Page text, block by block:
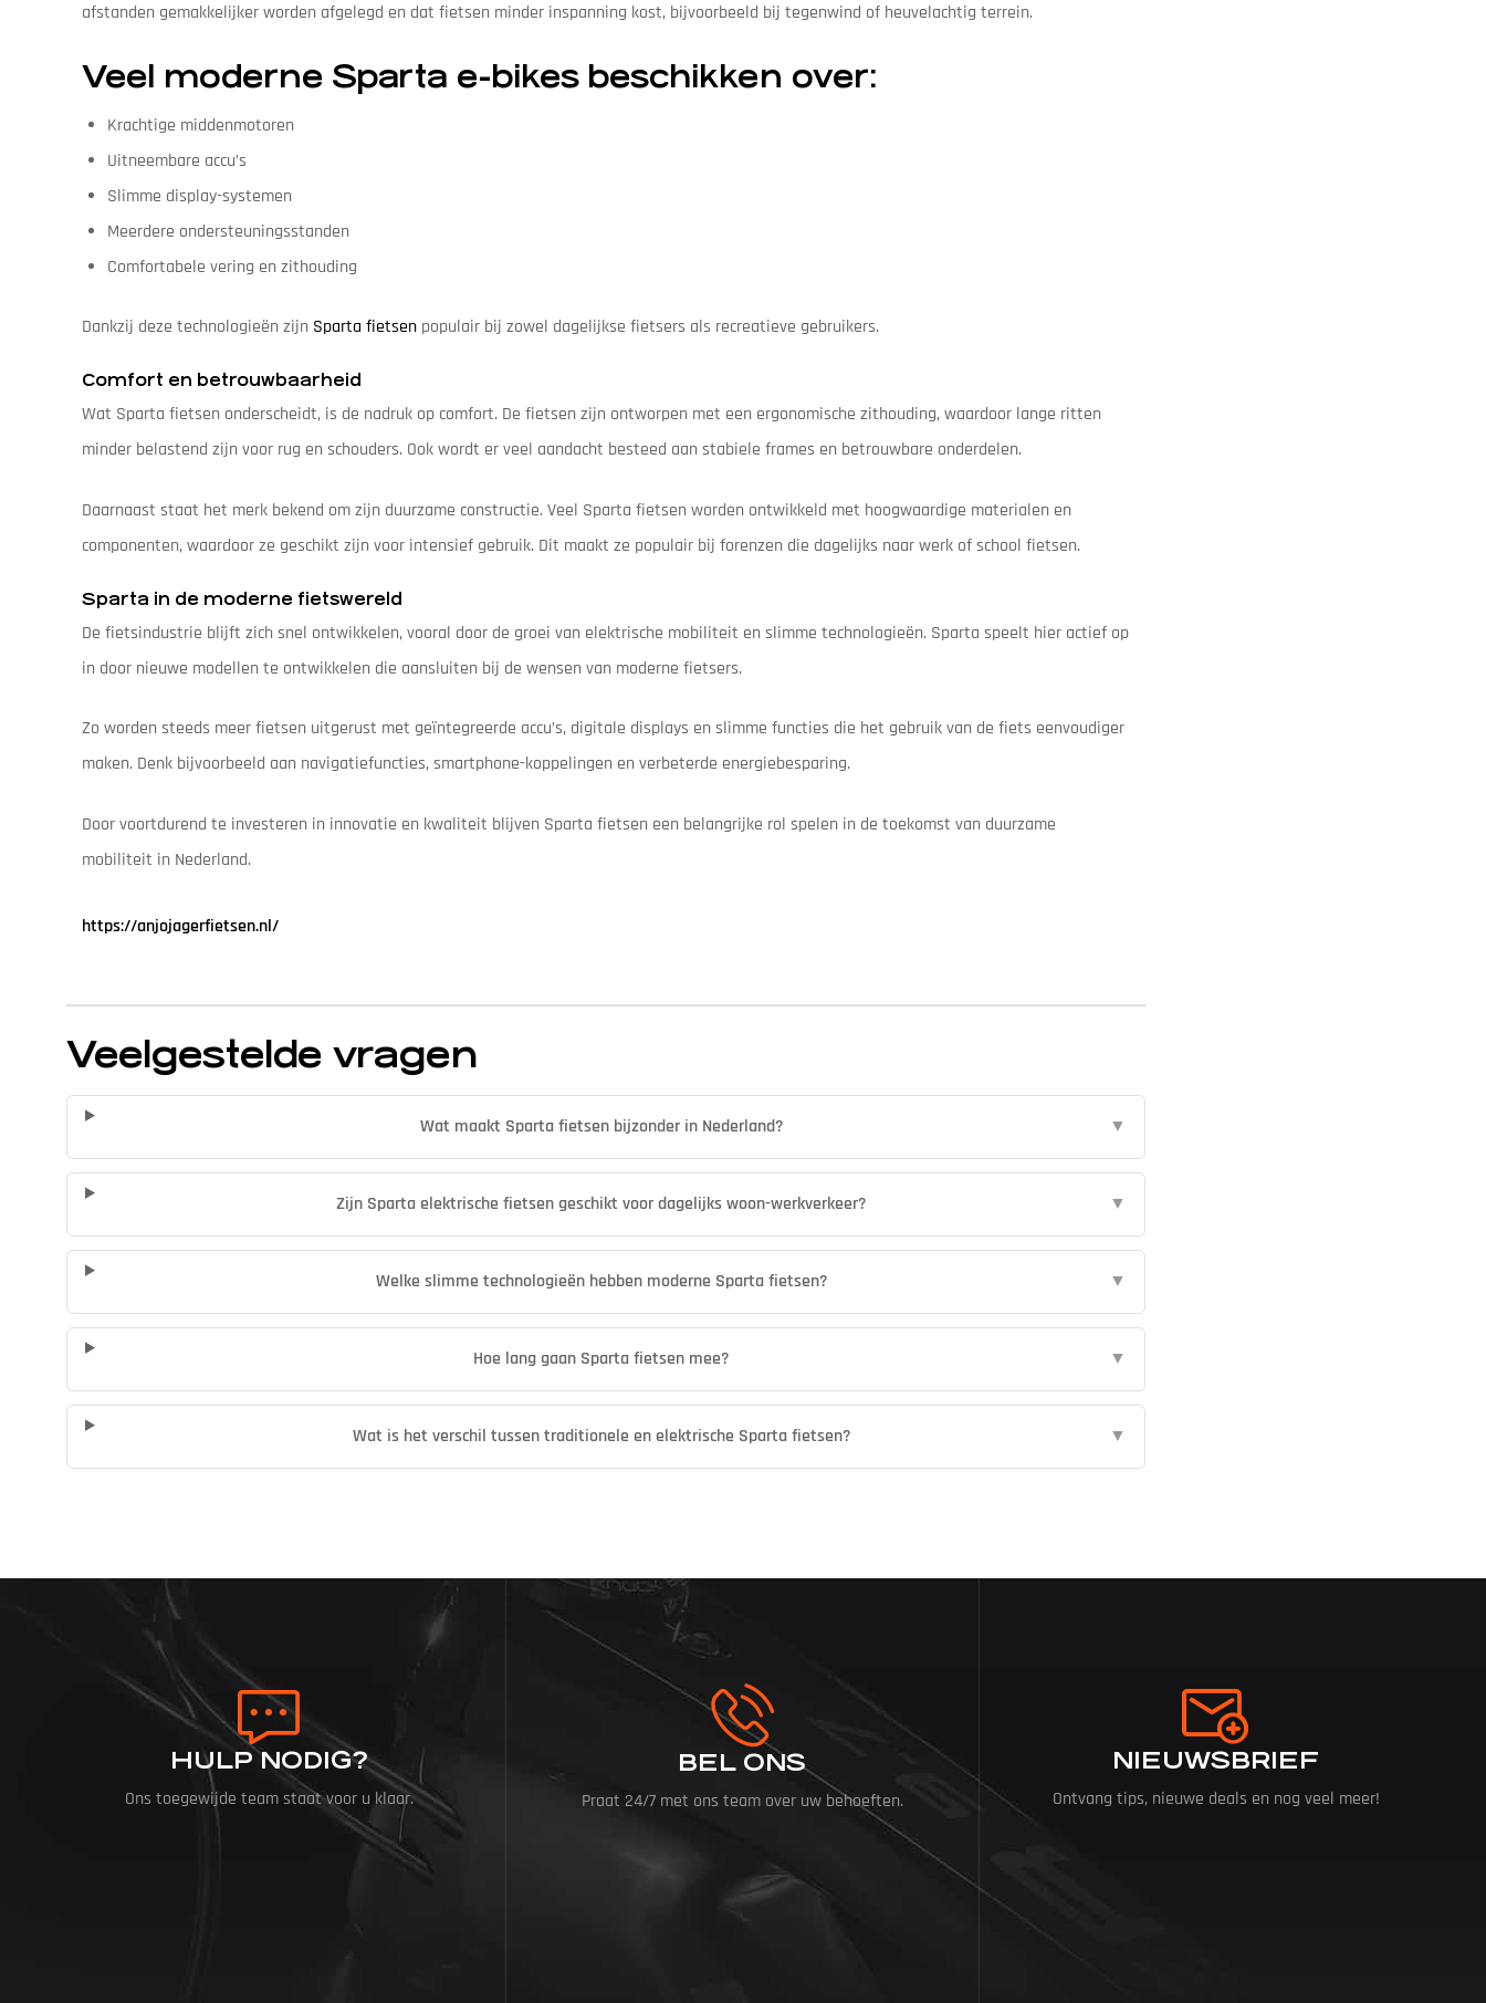
afstanden gemakkelijker worden afgelegd en dat fietsen minder inspanning kost, bijvoorbeeld bij tegenwind of heuvelachtig terrein.
Veel moderne Sparta e-bikes beschikken over:
Krachtige middenmotoren
Uitneembare accu’s
Slimme display-systemen
Meerdere ondersteuningsstanden
Comfortabele vering en zithouding
Dankzij deze technologieën zijn Sparta fietsen populair bij zowel dagelijkse fietsers als recreatieve gebruikers.
Comfort en betrouwbaarheid
Wat Sparta fietsen onderscheidt, is de nadruk op comfort. De fietsen zijn ontworpen met een ergonomische zithouding, waardoor lange ritten
minder belastend zijn voor rug en schouders. Ook wordt er veel aandacht besteed aan stabiele frames en betrouwbare onderdelen.
Daarnaast staat het merk bekend om zijn duurzame constructie. Veel Sparta fietsen worden ontwikkeld met hoogwaardige materialen en
componenten, waardoor ze geschikt zijn voor intensief gebruik. Dit maakt ze populair bij forenzen die dagelijks naar werk of school fietsen.
Sparta in de moderne fietswereld
De fietsindustrie blijft zich snel ontwikkelen, vooral door de groei van elektrische mobiliteit en slimme technologieën. Sparta speelt hier actief op
in door nieuwe modellen te ontwikkelen die aansluiten bij de wensen van moderne fietsers.
Zo worden steeds meer fietsen uitgerust met geïntegreerde accu’s, digitale displays en slimme functies die het gebruik van de fiets eenvoudiger
maken. Denk bijvoorbeeld aan navigatiefuncties, smartphone-koppelingen en verbeterde energiebesparing.
Door voortdurend te investeren in innovatie en kwaliteit blijven Sparta fietsen een belangrijke rol spelen in de toekomst van duurzame
mobiliteit in Nederland.
https://anjojagerfietsen.nl/
Veelgestelde vragen
Wat maakt Sparta fietsen bijzonder in Nederland? ▼
Zijn Sparta elektrische fietsen geschikt voor dagelijks woon-werkverkeer? ▼
Welke slimme technologieën hebben moderne Sparta fietsen? ▼
Hoe lang gaan Sparta fietsen mee? ▼
Wat is het verschil tussen traditionele en elektrische Sparta fietsen? ▼
HULP NODIG?
Ons toegewijde team staat voor u klaar.
BEL ONS
Praat 24/7 met ons team over uw behoeften.
NIEUWSBRIEF
Ontvang tips, nieuwe deals en nog veel meer!